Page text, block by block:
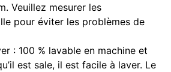
Veuillez mesurer les
pour éviter les problèmes de
: 100 % lavable en machine et
est sale, il est facile à laver. Le